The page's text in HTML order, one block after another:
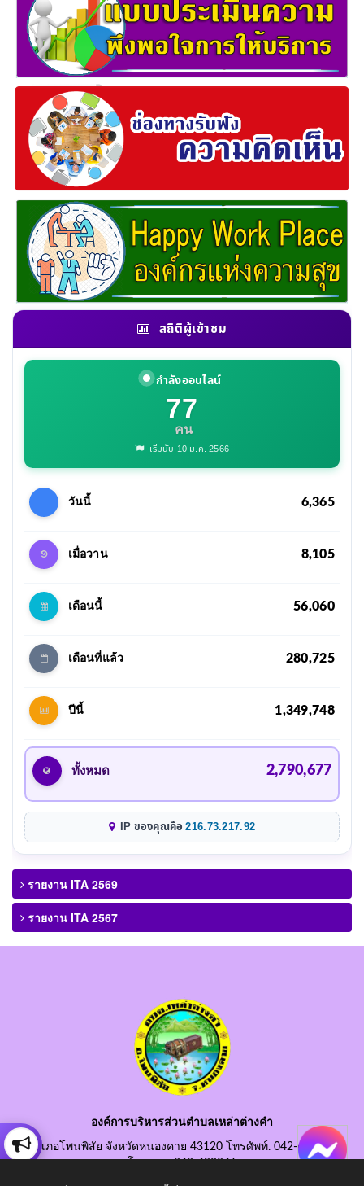
สถิติผู้เข้าชม
กำลังออนไลน์
77
คน
เริ่มนับ 10 ม.ค. 2566
วันนี้ 6,365
เมื่อวาน 8,105
เดือนนี้ 56,060
เดือนที่แล้ว 280,725
ปีนี้ 1,349,748
ทั้งหมด 2,790,677
IP ของคุณคือ216.73.217.92
รายงาน ITA 2569
รายงาน ITA 2567
องค์การบริหารส่วนตำบลเหล่าต่างคำ
อำเภอโพนพิสัย จังหวัดหนองคาย 43120 โทรศัพท์. 042-490845
โทรสาร. 042-490846